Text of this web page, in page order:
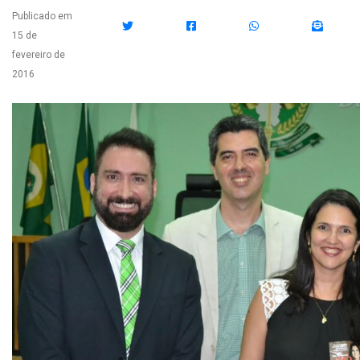
Publicado em
15 de
fevereiro de
2016